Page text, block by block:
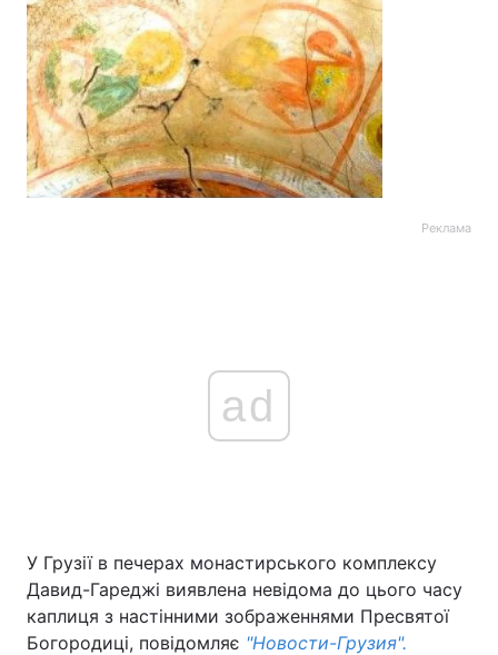
Україна Політика
Економіка Світ
Реклама
ad
У Грузії в печерах монастирського комплексу
Давид-Гареджі виявлена невідома до цього часу
каплиця з настінними зображеннями Пресвятої
Богородиці, повідомляє "Новости-Грузия".